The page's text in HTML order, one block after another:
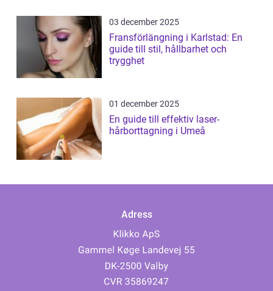
03 december 2025
Fransförlängning i Karlstad: En
guide till stil, hållbarhet och
trygghet
01 december 2025
En guide till effektiv laser-
hårborttagning i Umeå
Adress